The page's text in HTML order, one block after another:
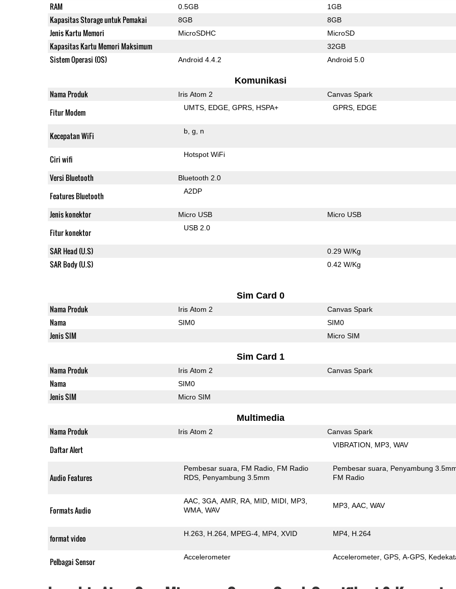
RAM 0.5GB 1GB
Kapasitas Storage untuk Pemakai 8GB 8GB
Jenis Kartu Memori MicroSDHC MicroSD
Kapasitas Kartu Memori Maksimum 32GB
Sistem Operasi (OS) Android 4.4.2 Android 5.0
Komunikasi
Nama Produk Iris Atom 2 Canvas Spark
Fitur Modem UMTS EDGE GPRS HSPA+ GPRS EDGE
Kecepatan WiFi b g n
Ciri wifi Hotspot WiFi
Versi Bluetooth Bluetooth 2.0
Features Bluetooth A2DP
Jenis konektor Micro USB Micro USB
Fitur konektor USB 2.0
SAR Head (U.S) 0.29 W/Kg
SAR Body (U.S) 0.42 W/Kg
Sim Card 0
Nama Produk Iris Atom 2 Canvas Spark
Nama SIM0 SIM0
Jenis SIM Micro SIM
Sim Card 1
Nama Produk Iris Atom 2 Canvas Spark
Nama SIM0
Jenis SIM Micro SIM
Multimedia
Nama Produk Iris Atom 2 Canvas Spark
Daftar Alert VIBRATION MP3 WAV
Audio Features
Pembesar suara FM Radio FM Radio
RDS Penyambung 3.5mm
Pembesar suara
Penyambung
FM Radio
Formats Audio
AAC 3GA AMR RA MID MIDI
MP3
WMA WAV
MP3 AAC WAV
format video H.263 H.264 MPEG-4 MP4 XVID MP4 H.264
Pelbagai Sensor Accelerometer Accelerometer GPS A-GPS